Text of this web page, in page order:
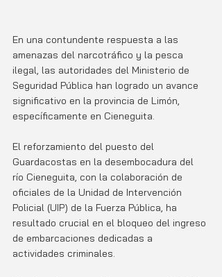
En una contundente respuesta a las
amenazas del narcotráfico y la pesca
ilegal, las autoridades del Ministerio de
Seguridad Pública han logrado un avance
significativo en la provincia de Limón,
específicamente en Cieneguita.
El reforzamiento del puesto del
Guardacostas en la desembocadura del
río Cieneguita, con la colaboración de
oficiales de la Unidad de Intervención
Policial (UIP) de la Fuerza Pública, ha
resultado crucial en el bloqueo del ingreso
de embarcaciones dedicadas a
actividades criminales.